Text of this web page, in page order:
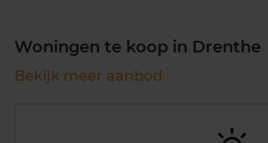
Woningen te koop in Drenthe
Bekijk meer aanbod